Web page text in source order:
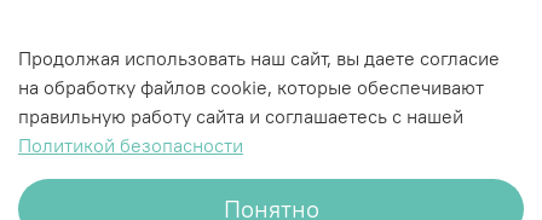
Характеристики
Продолжая использовать наш сайт, вы даете согласие
на обработку файлов cookie, которые обеспечивают
правильную работу сайта и соглашаетесь с нашей
Политикой безопасности
Понятно